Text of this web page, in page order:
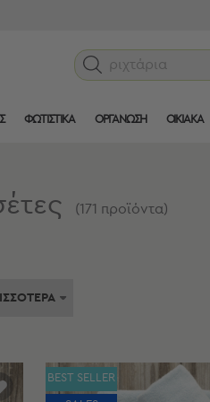
τραπεζομάντη
ΦΩΤΙΣΤΙΚΑ ΟΡΓΑΝΩΣΗ ΟΙΚΙΑΚΑ
(171 προϊόντα)
BEST SELLER